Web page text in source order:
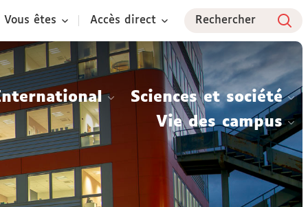
Vous êtes Accès direct Rechercher
Sciences et société
Vie des campus